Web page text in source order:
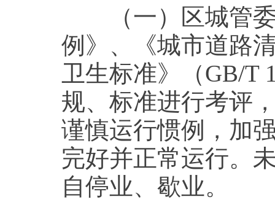
（一）区城管委
例》、《城市道路
卫生标准》（GB/T
规、标准进行考评
谨慎运行惯例，加
完好并正常运行。
自停业、歇业。